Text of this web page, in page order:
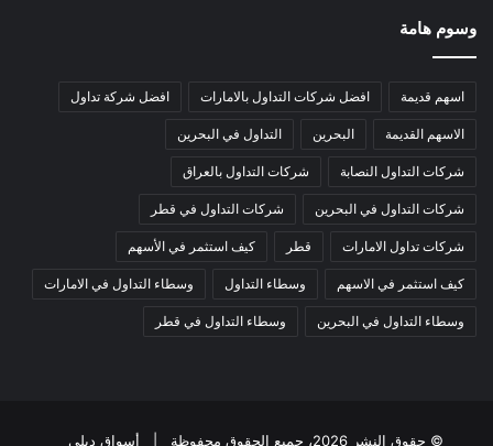
وسوم هامة
اسهم قديمة افضل شركات التداول بالامارات افضل شركة تداول
الاسهم القديمة البحرين التداول في البحرين
شركات التداول النصابة شركات التداول بالعراق
شركات التداول في البحرين شركات التداول في قطر
شركات تداول الامارات قطر كيف استثمر في الأسهم
كيف استثمر في الاسهم وسطاء التداول وسطاء التداول في الامارات
وسطاء التداول في البحرين وسطاء التداول في قطر
© حقوق النشر 2026، جميع الحقوق محفوظة | أسواق ديلي